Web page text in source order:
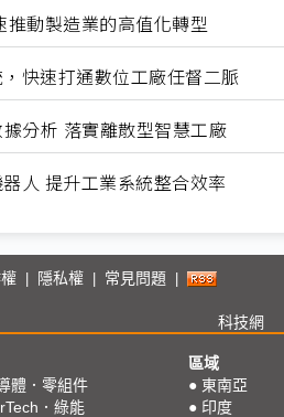
動製造業的高值化轉型
快速打通數位工廠任督二脈
分析 落實離散型智慧工廠
人 提升工業系統整合效率
| 隱私權 | 常見問題 |
科技網
體．零組件
．綠能
區域
● 東南亞
● 印度